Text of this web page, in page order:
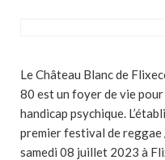
Le Château Blanc de
80 est un foyer de vie
handicap psychique.
premier festival de reggae
samedi 08 juillet 2023 à